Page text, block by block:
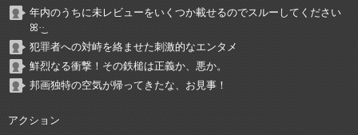
年内のうちに未レビューをいくつか載せるのでスルーしてください
ꕤ︎︎·͜·
犯罪者への対峙を絡ませた刺激的なエンタメ
鮮烈なる衝撃！その鉄槌は正義か、悪か。
邦画独特の空気が帰ってきたな、お見事！
アクション